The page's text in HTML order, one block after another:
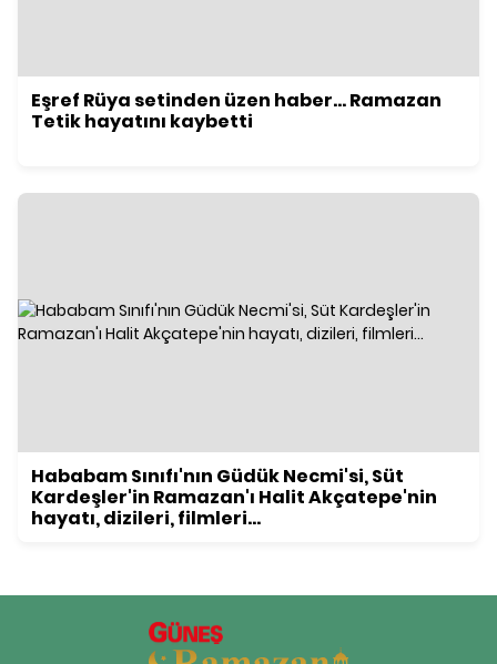
Eşref Rüya setinden üzen haber... Ramazan
Tetik hayatını kaybetti
Hababam Sınıfı'nın Güdük Necmi'si, Süt
Kardeşler'in Ramazan'ı Halit Akçatepe'nin
hayatı, dizileri, filmleri...